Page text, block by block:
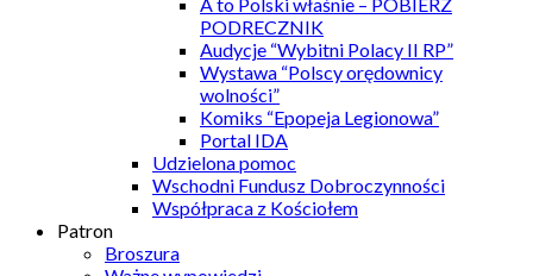
PODRECZNIK
Audycje “Wybitni Polacy II RP”
Wystawa “Polscy orędownicy
wolności”
Komiks “Epopeja Legionowa”
Portal IDA
Udzielona pomoc
Wschodni Fundusz Dobroczynności
Współpraca z Kościołem
Patron
Broszura